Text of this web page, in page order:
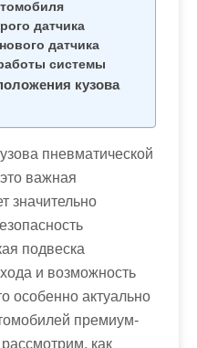
датчика
датчика
системы
кузова
пневматической
важная
значительно
подвеска
и возможность
особенно актуально
премиум-
как